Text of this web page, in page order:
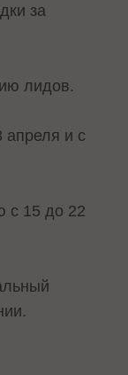
за
лидов.
и с
с 15 до 22